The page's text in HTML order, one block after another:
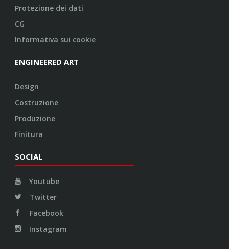
Protezione dei dati
CG
Informativa sui cookie
ENGINEERED ART
Design
Costruzione
Produzione
Finitura
SOCIAL
Youtube
Twitter
Facebook
Instagram